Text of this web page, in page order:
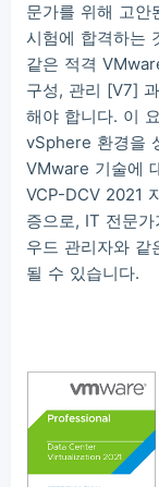
문가를 위해 고안
시험에 합격하는
같은 적격
구성, 관리 [V7]
해야 합니다. 이
vSphere 환경을
VMware 기술에
VCP-DCV 2021
증으로, IT 전문
우드 관리자와 같
될 수 있습니다.